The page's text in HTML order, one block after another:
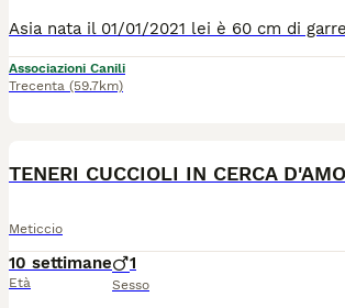
Associazioni Canili
Trecenta (59.7km)
TENERI CUCCIOLI IN CERCA
Meticcio
10 settimane
Età
1
Sesso